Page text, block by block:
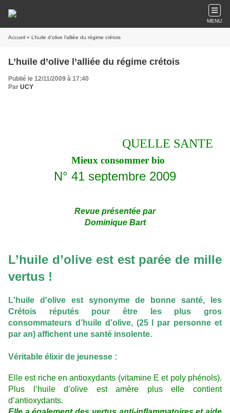
MENU
Accueil » L’huile d’olive l’alliée du régime crétois
L’huile d’olive l’alliée du régime crétois
Publié le 12/11/2009 à 17:40
Par UCY
QUELLE SANTE
Mieux consommer bio
N° 41 septembre 2009
Revue présentée par
Dominique Bart
L’huile d’olive est est parée de mille
vertus !
L'huile d'olive est synonyme de bonne santé, les
Crétois réputés pour être les plus gros
consommateurs d’huile d’olive, (25 l par personne et
par an) affichent une santé insolente.
Véritable élixir de jeunesse :
Elle est riche en antioxydants (vitamine E et poly phénols).
Plus l’huile d’olive est amère plus elle contient
d’antioxydants.